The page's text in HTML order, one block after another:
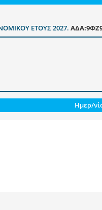
ΕΤΟΥΣ 2027.
Ημερ/